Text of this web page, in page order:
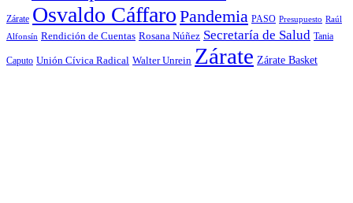
Zárate Osvaldo Cáffaro Pandemia PASO Presupuesto Raúl
Alfonsín Rendición de Cuentas Rosana Núñez Secretaría de Salud Tania
Caputo Unión Cívica Radical Walter Unrein Zárate Zárate Basket